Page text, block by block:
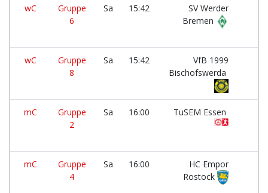
wC
Gruppe
6
Sa 15:42
SV Werder
Bremen
wC
Gruppe
8
Sa 15:42
VfB 1999
Bischofswerda
mC
Gruppe
2
Sa 16:00 TuSEM Essen
mC
Gruppe
4
Sa 16:00
HC Empor
Rostock